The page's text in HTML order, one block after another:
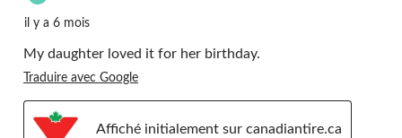
il y a 6 mois
My daughter loved it for her birthday.
Traduire avec Google
Affiché initialement sur canadiantire.ca